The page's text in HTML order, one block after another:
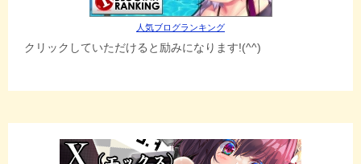
人気ブログランキング
クリックしていただけると励みになります!(^^)